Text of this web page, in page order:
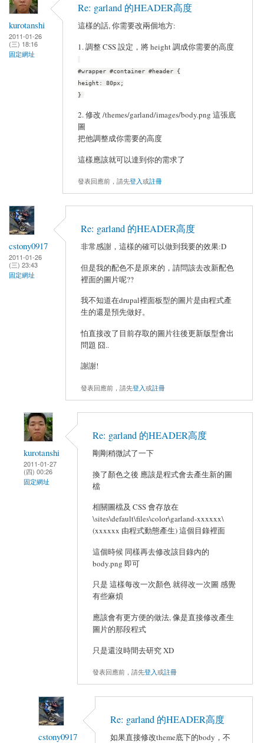
kurotanshi
2011-01-26
(三) 18:16
固定網址
Re: garland 的HEADER高度
這樣的話, 你需要改兩個地方:
1. 調整 CSS 設定，將 height 調成你需要的高度
#wrapper #container #header {
height: 80px;
}
2. 修改 /themes/garland/images/body.png 這張底
圖
把他調整成你需要的高度
這樣應該就可以達到你的需求了
發表回應前，請先登入或註冊
cstony0917
2011-01-26
(三) 23:43
固定網址
Re: garland 的HEADER高度
非常感謝，這樣的確可以做到我要的效果:D
但是我的配色不是原來的，請問該去改新配色
裡面的圖片呢??
我不知道在drupal裡面板型的圖片是由程式產
生的還是預先做好。
怕直接改了目前存取的圖片往後更新版型會出
問題 囧..
謝謝!
發表回應前，請先登入或註冊
kurotanshi
2011-01-27
(四) 00:26
固定網址
Re: garland 的HEADER高度
剛剛稍微試了一下
換了顏色之後 應該是程式會去產生新的圖
檔
相關圖檔及 CSS 會存放在
\sites\default\files\color\garland-xxxxxx\
(xxxxxx 由程式動態產生) 這個目錄裡面
這個時候 同樣再去修改該目錄內的
body.png 即可
只是 這樣每改一次顏色 就得改一次圖 感覺
有些麻煩
應該會有更方便的做法, 像是直接修改產生
圖片的那段程式
只是還沒時間去研究 XD
發表回應前，請先登入或註冊
cstony0917
Re: garland 的HEADER高度
如果直接修改theme底下的body，不